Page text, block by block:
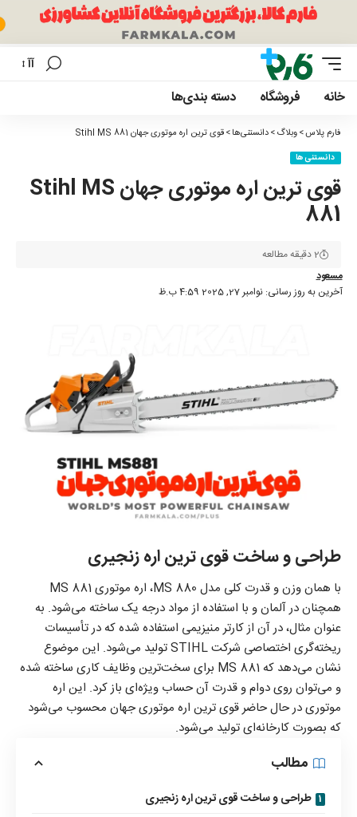
تغییر
آآ
خانه فروشگاه دسته بندی‌ها
فارم پلاس>وبلاگ>دانستنی‌ها>قوی ترین اره موتوری جهان Stihl MS 881
دانستنی‌ها
قوی ترین اره موتوری جهان Stihl MS
881
آخرین به روز رسانی: نوامبر 27, 2025 4:59 ب.ظ
مسعود
2 دقیقه مطالعه
طراحی و ساخت قوی ترین اره زنجیری
با همان وزن و قدرت کلی مدل MS 880، اره موتوری MS 881
همچنان در آلمان و با استفاده از مواد درجه یک ساخته می‌شود. به
عنوان مثال، در آن از کارتر منیزیمی استفاده شده که در تأسیسات
ریخته‌گری اختصاصی شرکت STIHL تولید می‌شود. این موضوع
نشان می‌دهد که MS 881 برای سخت‌ترین وظایف کاری ساخته شده
و می‌توان روی دوام و قدرت آن حساب ویژه‌ای باز کرد. این اره
موتوریدر حال حاضر قوی ترین اره موتوری جهان محسوب می‌شود
که بصورت کارخانه‌ای تولید می‌شود.
مطالب
طراحی و ساخت قوی ترین اره زنجیری